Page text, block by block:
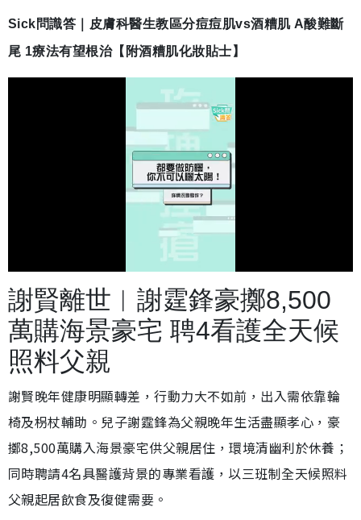
Sick問識答｜皮膚科醫生教區分痘痘肌vs酒糟肌 A酸難斷
尾 1療法有望根治【附酒糟肌化妝貼士】
啟
效
入
:
4
.
9
7
%
謝賢離世︱謝霆鋒豪擲8,500
萬購海景豪宅 聘4看護全天候
照料父親
謝賢晚年健康明顯轉差，行動力大不如前，出入需依靠輪
椅及枴杖輔助。兒子謝霆鋒為父親晚年生活盡顯孝心，豪
擲8,500萬購入海景豪宅供父親居住，環境清幽利於休養；
同時聘請4名具醫護背景的專業看護，以三班制全天候照料
父親起居飲食及復健需要。